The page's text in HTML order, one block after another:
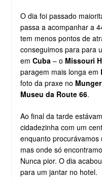
O dia foi passado
passa a acompanhar a
tem menos pontos de
conseguimos para para
em Cuba– o Missouri
paragem mais longa em
foto da praxe no
Museu da Route 66.
Ao final da tarde
cidadezinha com um
enquanto
mas onde só
Nunca pior. O dia
para um jantar no hotel.